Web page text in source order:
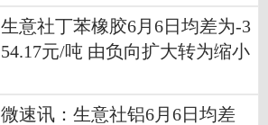
生意社丁苯橡胶6月6日均差为-3
54.17元/吨 由负向扩大转为缩小
微速讯：生意社铝6月6日均差